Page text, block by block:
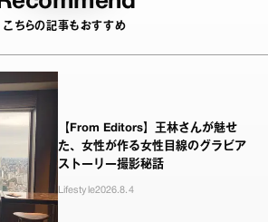
こちらの記事もおすすめ
【From Editors】王林さんが魅せ
た、女性が作る女性目線のグラビア
ストーリー撮影秘話
Lifestyle2026.8.4